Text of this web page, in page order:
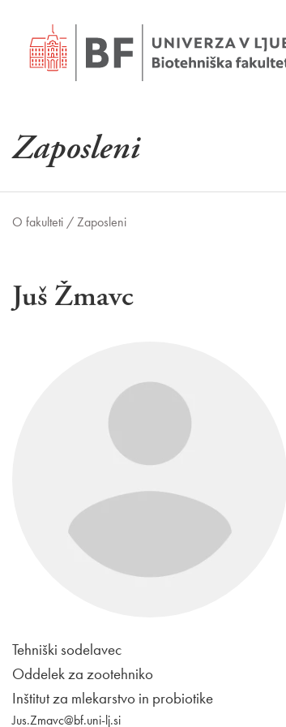
Zaposleni
O fakulteti /Zaposleni
Juš Žmavc
Tehniški sodelavec
Oddelek za zootehniko
Inštitut za mlekarstvo in probiotike
Jus.Zmavc@bf.uni-lj.si